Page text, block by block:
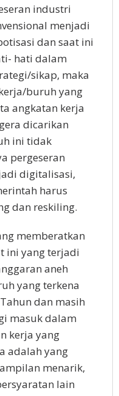
industri
menjadi
dan saat ini
hati dalam
sikap, maka
buruh yang
angkatan kerja
dicarikan
ini tidak
pergeseran
digitalisasi,
harus
dan reskiling.
memberatkan
ini yang terjadi
aneh
yang terkena
dan masih
masuk dalam
kerja yang
adalah yang
menarik,
lain